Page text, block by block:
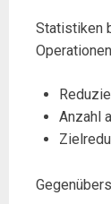
Statistiken
Anzahl